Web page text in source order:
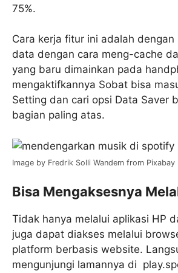
75%.
Cara kerja fitur ini adalah dengan
data dengan cara meng-cache
yang baru dimainkan pada
mengaktifkannya Sobat bisa
Setting dan cari opsi Data Saver
bagian paling atas.
Image by Fredrik Solli Wandem from Pixabay
Bisa Mengaksesnya
Tidak hanya melalui aplikasi HP
juga dapat diakses melalui
platform berbasis website.
mengunjungi lamannya di